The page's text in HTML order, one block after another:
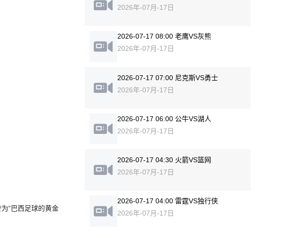
“巴西足球的黄金
2026年-07月-17日
2026-07-17 08:00 老鹰VS灰熊
2026年-07月-17日
2026-07-17 07:00 尼克斯VS勇士
2026年-07月-17日
2026-07-17 06:00 公牛VS湖人
2026年-07月-17日
2026-07-17 04:30 火箭VS篮网
2026年-07月-17日
2026-07-17 04:00 雷霆VS独行侠
2026年-07月-17日